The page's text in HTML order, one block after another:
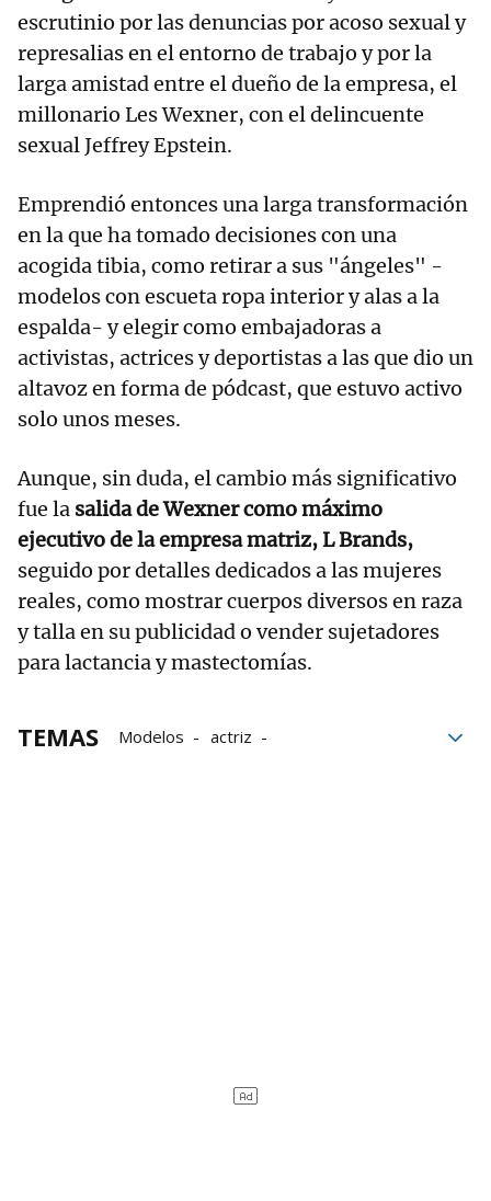
escrutinio por las denuncias por acoso sexual y
represalias en el entorno de trabajo y por la
larga amistad entre el dueño de la empresa, el
millonario Les Wexner, con el delincuente
sexual Jeffrey Epstein.
Emprendió entonces una larga transformación
en la que ha tomado decisiones con una
acogida tibia, como retirar a sus "ángeles" -
modelos con escueta ropa interior y alas a la
espalda- y elegir como embajadoras a
activistas, actrices y deportistas a las que dio un
altavoz en forma de pódcast, que estuvo activo
solo unos meses.
Aunque, sin duda, el cambio más significativo
fue la salida de Wexner como máximo
ejecutivo de la empresa matriz, L Brands,
seguido por detalles dedicados a las mujeres
reales, como mostrar cuerpos diversos en raza
y talla en su publicidad o vender sujetadores
para lactancia y mastectomías.
TEMAS Modelos
actriz